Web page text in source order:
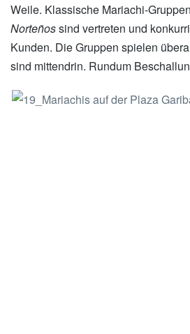
Weile. Klassische Mariachi-
Norteñossind vertreten und
Kunden. Die Gruppen spielen
sind mittendrin. Rundum